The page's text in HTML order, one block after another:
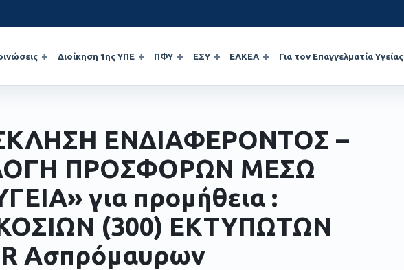
Διοίκηση 1ης ΥΠΕ ΠΦΥ ΕΣΥ ΕΛΚΕΑ Για τον Επαγγελματία Υγείας
ΕΝΔΙΑΦΕΡΟΝΤΟΣ –
ΠΡΟΣΦΟΡΩΝ ΜΕΣΩ
για προμήθεια :
(300) ΕΚΤΥΠΩΤΩΝ
Ασπρόμαυρων